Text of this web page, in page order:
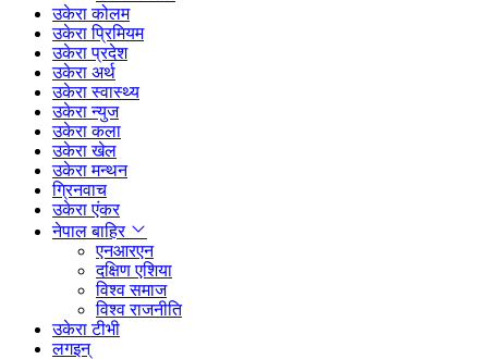
उकेरा कोलम
उकेरा प्रिमियम
उकेरा प्रदेश
उकेरा अर्थ
उकेरा स्वास्थ्य
उकेरा न्युज
उकेरा कला
उकेरा खेल
उकेरा मन्थन
ग्रिनवाच
उकेरा एंकर
नेपाल बाहिर
एनआरएन
दक्षिण एशिया
विश्व समाज
विश्व राजनीति
उकेरा टीभी
लगइन्